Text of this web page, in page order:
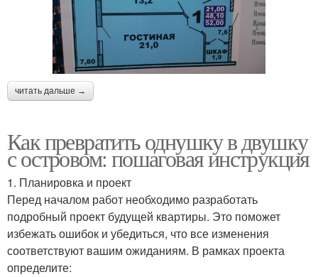
читать дальше →
Как превратить однушку в двушку
с островом: пошаговая инструкция
1. Планировка и проект
Перед началом работ необходимо разработать
подробный проект будущей квартиры. Это поможет
избежать ошибок и убедиться, что все изменения
соответствуют вашим ожиданиям. В рамках проекта
определите: